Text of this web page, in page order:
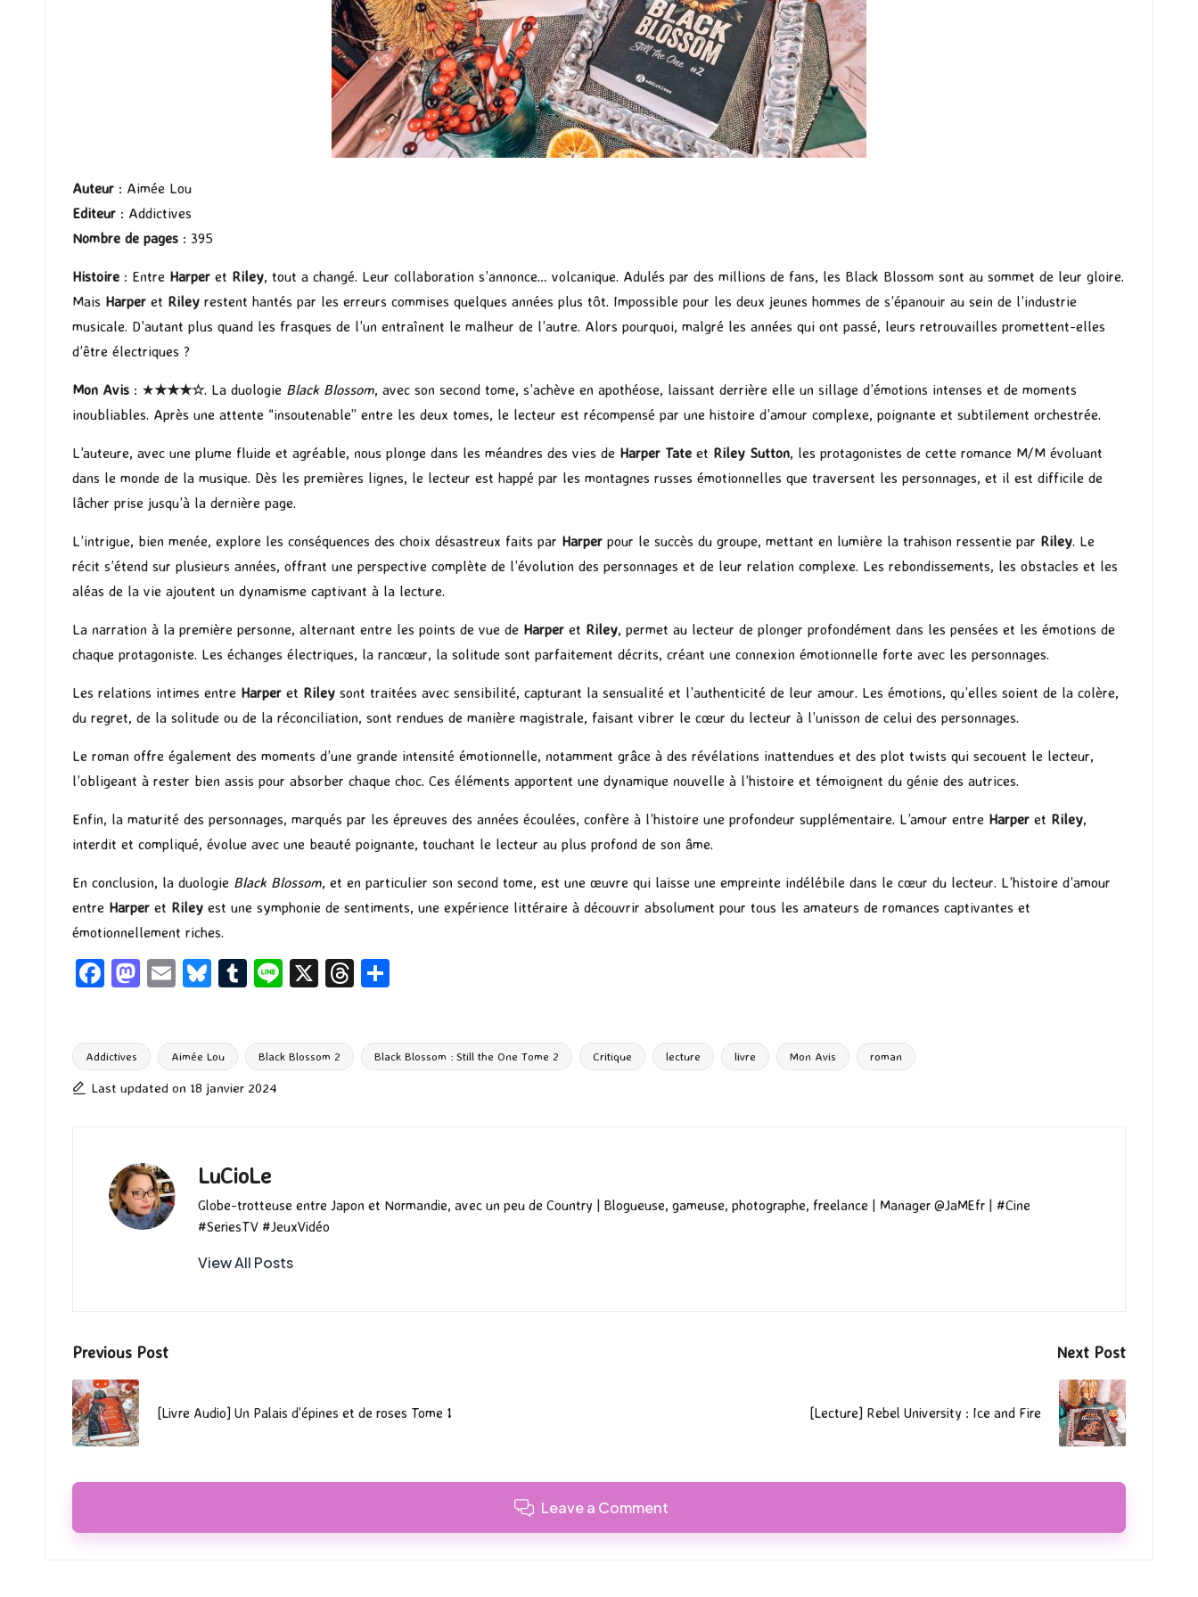
Auteur : Aimée Lou
Editeur : Addictives
Nombre de pages : 395
Histoire : Entre Harper et Riley, tout a changé. Leur collaboration s’annonce… volcanique. Adulés par des millions de fans, les Black Blossom sont au sommet de leur gloire.
Mais Harper et Riley restent hantés par les erreurs commises quelques années plus tôt. Impossible pour les deux jeunes hommes de s’épanouir au sein de l’industrie
musicale. D’autant plus quand les frasques de l’un entraînent le malheur de l’autre. Alors pourquoi, malgré les années qui ont passé, leurs retrouvailles promettent-elles
d’être électriques ?
Mon Avis : ★★★★☆. La duologie Black Blossom, avec son second tome, s’achève en apothéose, laissant derrière elle un sillage d’émotions intenses et de moments
inoubliables. Après une attente “insoutenable” entre les deux tomes, le lecteur est récompensé par une histoire d’amour complexe, poignante et subtilement orchestrée.
L’auteure, avec une plume fluide et agréable, nous plonge dans les méandres des vies de Harper Tate et Riley Sutton, les protagonistes de cette romance M/M évoluant
dans le monde de la musique. Dès les premières lignes, le lecteur est happé par les montagnes russes émotionnelles que traversent les personnages, et il est difficile de
lâcher prise jusqu’à la dernière page.
L’intrigue, bien menée, explore les conséquences des choix désastreux faits par Harper pour le succès du groupe, mettant en lumière la trahison ressentie par Riley. Le
récit s’étend sur plusieurs années, offrant une perspective complète de l’évolution des personnages et de leur relation complexe. Les rebondissements, les obstacles et les
aléas de la vie ajoutent un dynamisme captivant à la lecture.
La narration à la première personne, alternant entre les points de vue de Harper et Riley, permet au lecteur de plonger profondément dans les pensées et les émotions de
chaque protagoniste. Les échanges électriques, la rancœur, la solitude sont parfaitement décrits, créant une connexion émotionnelle forte avec les personnages.
Les relations intimes entre Harper et Riley sont traitées avec sensibilité, capturant la sensualité et l’authenticité de leur amour. Les émotions, qu’elles soient de la colère,
du regret, de la solitude ou de la réconciliation, sont rendues de manière magistrale, faisant vibrer le cœur du lecteur à l’unisson de celui des personnages.
Le roman offre également des moments d’une grande intensité émotionnelle, notamment grâce à des révélations inattendues et des plot twists qui secouent le lecteur,
l’obligeant à rester bien assis pour absorber chaque choc. Ces éléments apportent une dynamique nouvelle à l’histoire et témoignent du génie des autrices.
Enfin, la maturité des personnages, marqués par les épreuves des années écoulées, confère à l’histoire une profondeur supplémentaire. L’amour entre Harper et Riley,
interdit et compliqué, évolue avec une beauté poignante, touchant le lecteur au plus profond de son âme.
En conclusion, la duologie Black Blossom, et en particulier son second tome, est une œuvre qui laisse une empreinte indélébile dans le cœur du lecteur. L’histoire d’amour
entre Harper et Riley est une symphonie de sentiments, une expérience littéraire à découvrir absolument pour tous les amateurs de romances captivantes et
émotionnellement riches.
Fa
o
o
M
d
o
E
l
Bl
ky
T
bl
r
Li X
T
ds g
Tags:
Addictives Aimée Lou Black Blossom 2 Black Blossom : Still the One Tome 2 Critique lecture livre Mon Avis roman
Last updated on 18 janvier 2024
LuCioLe
Globe-trotteuse entre Japon et Normandie, avec un peu de Country | Blogueuse, gameuse, photographe, freelance | Manager @JaMEfr | #Cine
#SeriesTV #JeuxVidéo
View All Posts
Post
navigation
Previous Post
[Livre Audio] Un Palais d’épines et de roses Tome 1
Next Post
[Lecture] Rebel University : Ice and Fire
Leave a Comment